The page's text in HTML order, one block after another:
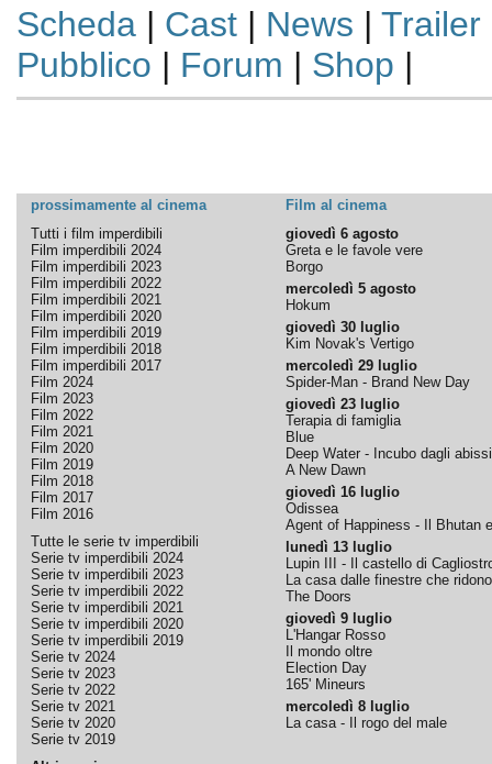
Scheda| Cast| News | Trailer
Pubblico | Forum | Shop |
prossimamente al cinema
Film al cinema
Tutti i film imperdibili
Film imperdibili 2024
Film imperdibili 2023
Film imperdibili 2022
Film imperdibili 2021
Film imperdibili 2020
Film imperdibili 2019
Film imperdibili 2018
Film imperdibili 2017
Film 2024
Film 2023
Film 2022
Film 2021
Film 2020
Film 2019
Film 2018
Film 2017
Film 2016
Tutte le serie tv imperdibili
Serie tv imperdibili 2024
Serie tv imperdibili 2023
Serie tv imperdibili 2022
Serie tv imperdibili 2021
Serie tv imperdibili 2020
Serie tv imperdibili 2019
Serie tv 2024
Serie tv 2023
Serie tv 2022
Serie tv 2021
Serie tv 2020
Serie tv 2019
giovedì 6 agosto
Greta e le favole vere
Borgo
mercoledì 5 agosto
Hokum
giovedì 30 luglio
Kim Novak's Vertigo
mercoledì 29 luglio
Spider-Man - Brand New Day
giovedì 23 luglio
Terapia di famiglia
Blue
Deep Water - Incubo dagli abissi
A New Dawn
giovedì 16 luglio
Odissea
Agent of Happiness - Il Bhutan
lunedì 13 luglio
Lupin III - Il castello di
La casa dalle finestre che ridono
The Doors
giovedì 9 luglio
L'Hangar Rosso
Il mondo oltre
Election Day
165' Mineurs
mercoledì 8 luglio
La casa - Il rogo del male